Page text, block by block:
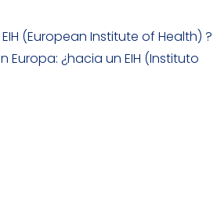
(European Institute of Health) ?
Europa: ¿hacia un EIH (Instituto